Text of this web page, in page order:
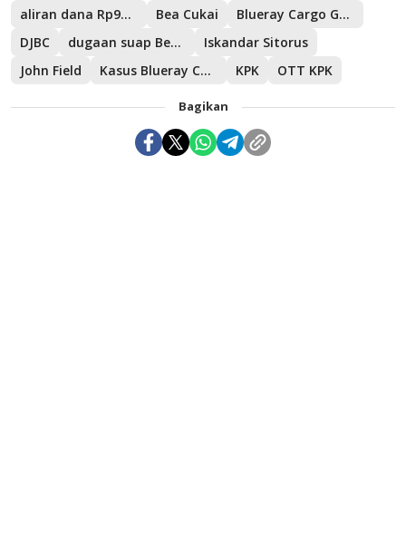
aliran dana Rp91 miliar Bea Cukai
Blueray Cargo Group
DJBC
dugaan suap Bea Cukai
Iskandar Sitorus
John Field
Kasus Blueray Cargo KPK OTT KPK
Bagikan